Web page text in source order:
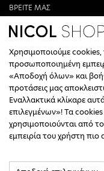
ΒΡΕΙΤΕ ΜΑΣ
ΑΝΤΩΝΙΟΥ ΚΑΜΑΡΑ 3,
+30 23310 76336
ΩΡΑΡΙΟ ΤΗΛΕΦΩΝΙΚΟΥ
ΔΕΥΤΕΡΑ, ΤΕΤΑΡΤΗ: 09:00 -
ΤΡΙΤΗ, ΠΕΜΠΤΗ,
ΣΑΒΒΑΤΟ: 09:30 - 14:30
Χρησιμοποιούμε
προσωποποιημένη
«Αποδοχή όλων» και
προτάσεις μας
Εναλλακτικά κλίκαρε
επιλεγμένων»! Τα cookies
χρησιμοποιούνται από
εμπειρία του χρήστη πιο